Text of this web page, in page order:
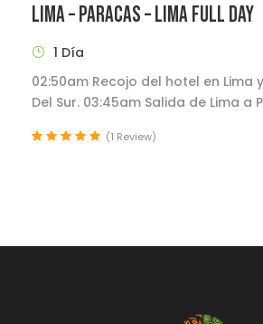
LIMA – PARACAS – LIMA FULL DAY
1 Día
02:50am Recojo del hotel en Lima
Del Sur. 03:45am Salida de Lima a
(1 Review)